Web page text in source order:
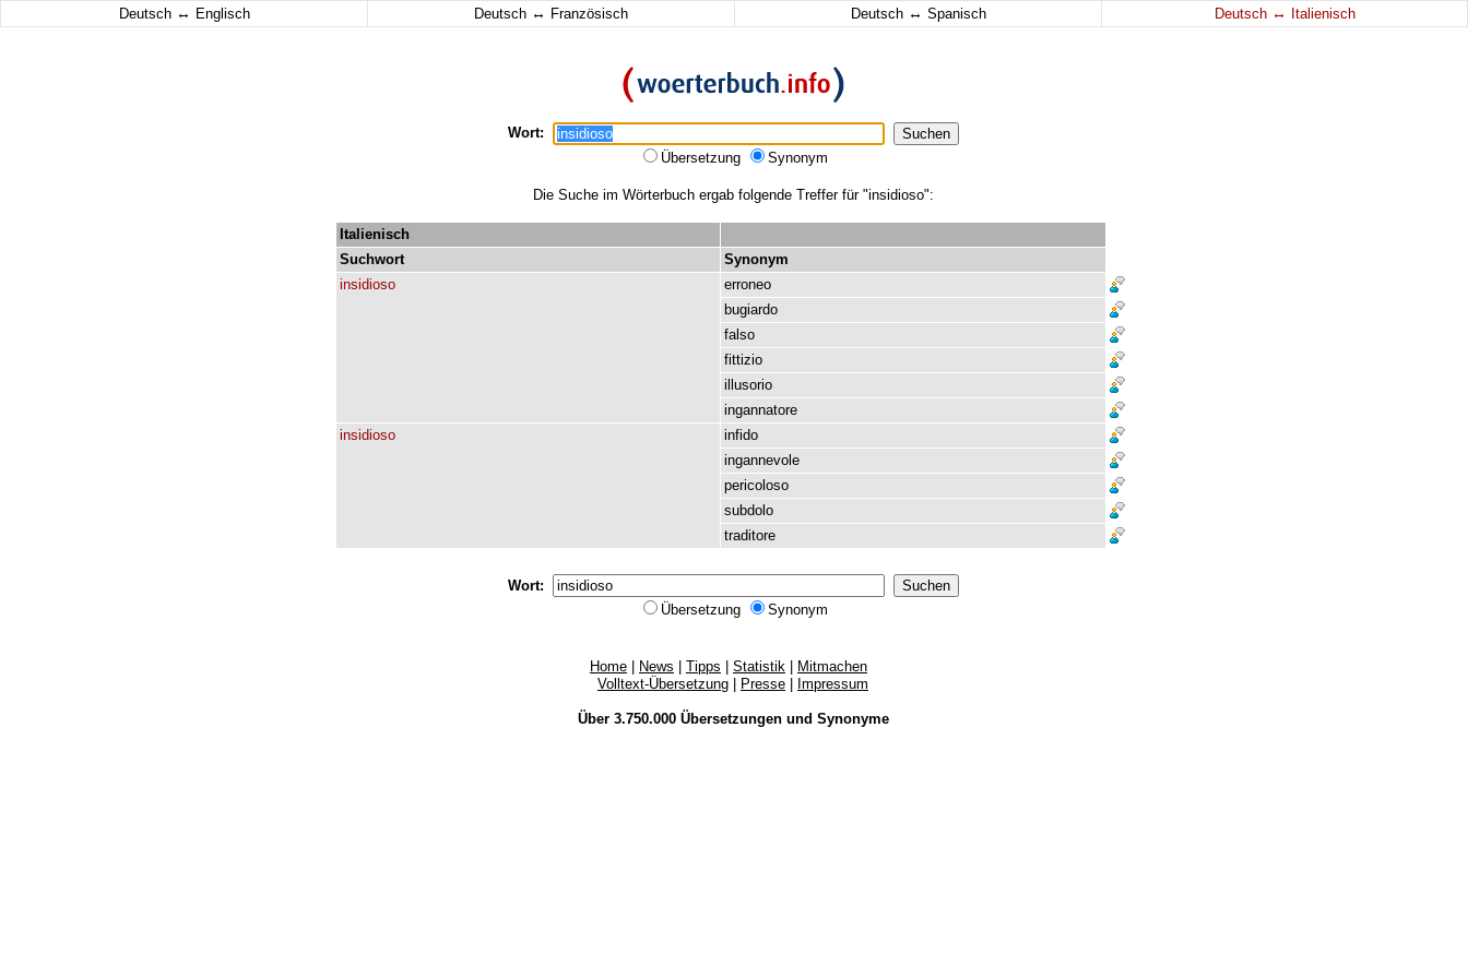
Deutsch ↔ Englisch Deutsch ↔ Französisch Deutsch ↔ Spanisch Deutsch ↔ Italienisch
Wort:
Übersetzung
Synonym
Die Suche im Wörterbuch ergab folgende Treffer für "insidioso":
Italienisch
Suchwort
Synonym
insidioso
erroneo
bugiardo
falso
fittizio
illusorio
ingannatore
insidioso
infido
ingannevole
pericoloso
subdolo
traditore
Wort:
Übersetzung
Synonym
Home News Tipps Statistik
Mitmachen
Volltext-Übersetzung
Presse Impressum
Über 3.750.000 Übersetzungenund Synonyme